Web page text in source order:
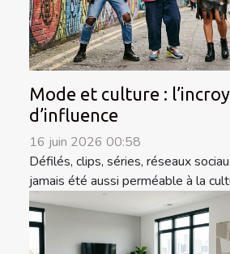
Mode et culture :
d’influence
16 juin 2026 00:58
Défilés, clips, séries, réseaux
jamais été aussi perméable à la